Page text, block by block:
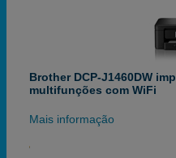
Brother DCP-J1460DW
multifunções com WiFi
Mais informação